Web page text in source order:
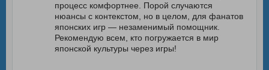
процесс комфортнее. Порой случаются
нюансы с контекстом, но в целом, для фанатов
японских игр — незаменимый помощник.
Рекомендую всем, кто погружается в мир
японской культуры через игры!